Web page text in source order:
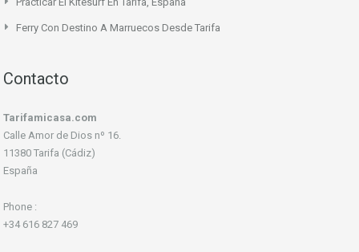
Ferry Con Destino A Marruecos Desde Tarifa
Contacto
Tarifamicasa.com
Calle Amor de Dios nº 16.
11380 Tarifa (Cádiz)
España
Phone :
+34 616 827 469